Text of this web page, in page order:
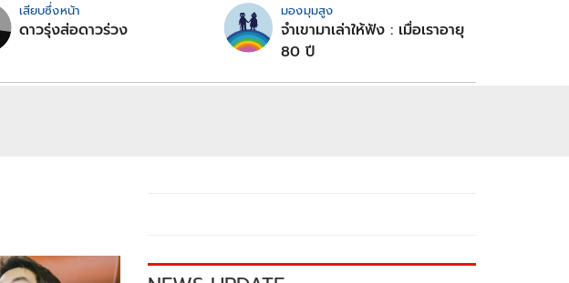
เสียบซึ่งหน้า
ดาวรุ่งส่อดาวร่วง
มองมุมสูง
จำเขามาเล่าให้ฟัง : เมื่อเราอายุ
80 ปี